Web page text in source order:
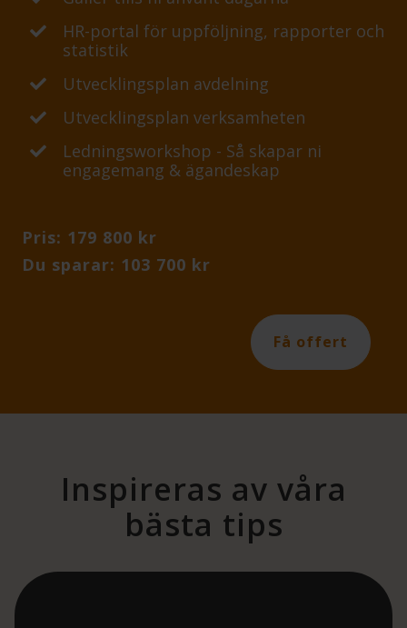
HR-portal för uppföljning, rapporter och
statistik
Utvecklingsplan avdelning
Utvecklingsplan verksamheten
Ledningsworkshop - Så skapar ni
engagemang & ägandeskap
Pris: 179 800 kr
Du sparar: 103 700 kr
Få offert
Inspireras av våra
bästa tips